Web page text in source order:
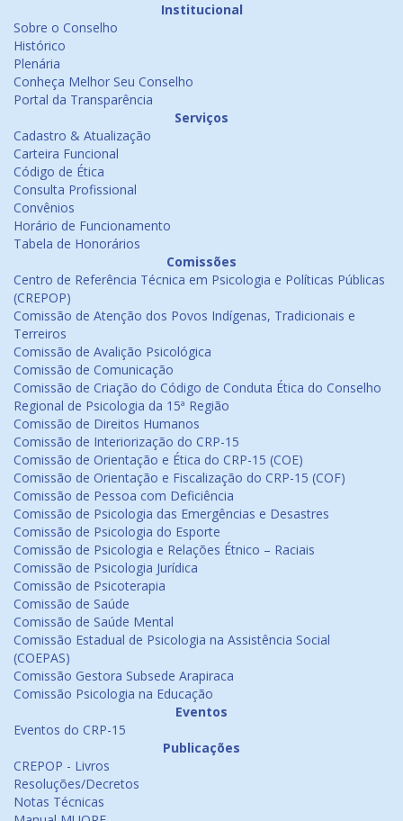
Institucional
Sobre o Conselho
Histórico
Plenária
Conheça Melhor Seu Conselho
Portal da Transparência
Serviços
Cadastro & Atualização
Carteira Funcional
Código de Ética
Consulta Profissional
Convênios
Horário de Funcionamento
Tabela de Honorários
Comissões
Centro de Referência Técnica em Psicologia e Políticas Públicas
(CREPOP)
Comissão de Atenção dos Povos Indígenas, Tradicionais e
Terreiros
Comissão de Avalição Psicológica
Comissão de Comunicação
Comissão de Criação do Código de Conduta Ética do Conselho
Regional de Psicologia da 15ª Região
Comissão de Direitos Humanos
Comissão de Interiorização do CRP-15
Comissão de Orientação e Ética do CRP-15 (COE)
Comissão de Orientação e Fiscalização do CRP-15 (COF)
Comissão de Pessoa com Deficiência
Comissão de Psicologia das Emergências e Desastres
Comissão de Psicologia do Esporte
Comissão de Psicologia e Relações Étnico – Raciais
Comissão de Psicologia Jurídica
Comissão de Psicoterapia
Comissão de Saúde
Comissão de Saúde Mental
Comissão Estadual de Psicologia na Assistência Social
(COEPAS)
Comissão Gestora Subsede Arapiraca
Comissão Psicologia na Educação
Eventos
Eventos do CRP-15
Publicações
CREPOP - Livros
Resoluções/Decretos
Notas Técnicas